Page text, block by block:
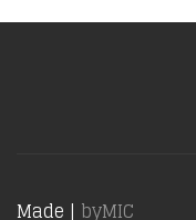
Made | byMIC